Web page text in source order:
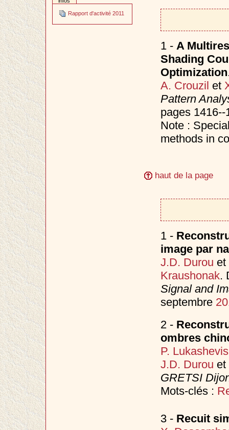
Rapport d'activité 2011
1 - A
Shading
Optimization
A. Crouzil et
Pattern
pages
Note :
methods in
haut de la page
1 -
image par
J.D. Durou et
Kraushonak.
Signal and
septembre
2 -
ombres
P.
J.D. Durou et
GRETSI
Mots-clés :
3 - Recuit